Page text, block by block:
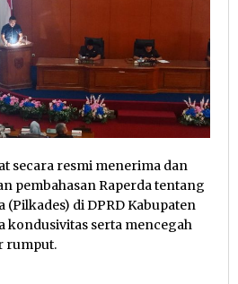
secara resmi menerima dan
pembahasan Raperda tentang
(Pilkades) di DPRD Kabupaten
kondusivitas serta mencegah
rumput.